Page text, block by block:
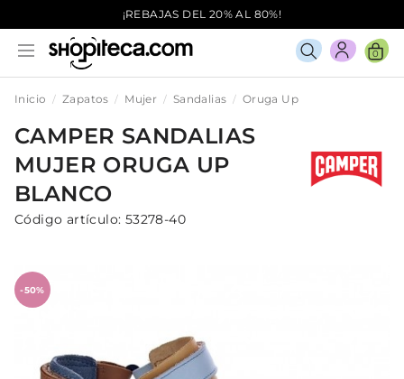
¡REBAJAS DEL 20% AL 80%!
0
Inicio Zapatos Mujer Sandalias Oruga Up
CAMPER SANDALIAS
MUJER ORUGA UP
BLANCO
Código artículo: 53278-40
-50%